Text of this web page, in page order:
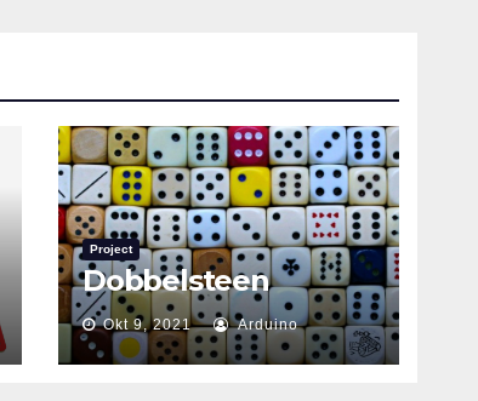
Project
Dobbelsteen
Okt 9, 2021 Arduino